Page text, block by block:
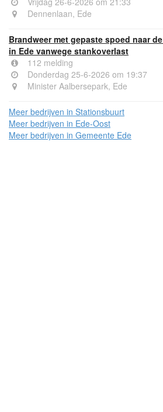
Dennenlaan, Ede
Brandweer met gepaste spoed naar
in Ede vanwege stankoverlast
112 melding
Donderdag 25-6-2026 om 19:37
Minister Aalbersepark, Ede
Meer bedrijven in Stationsbuurt
Meer bedrijven in Ede-Oost
Meer bedrijven in Gemeente Ede